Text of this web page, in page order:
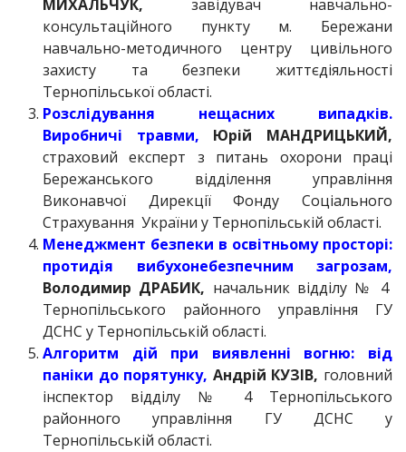
МИХАЛЬЧУК, завідувач навчально-
консультаційного пункту м. Бережани
навчально-методичного центру цивільного
захисту та безпеки життєдіяльності
Тернопільської області.
Розслідування нещасних випадків.
Виробничі травми,
Юрій МАНДРИЦЬКИЙ,
страховий експерт з питань охорони праці
Бережанського відділення управління
Виконавчої Дирекції Фонду Соціального
Страхування України у Тернопільській області.
Менеджмент безпеки в освітньому просторі:
протидія вибухонебезпечним загрозам,
Володимир ДРАБИК, начальник відділу № 4
Тернопільського районного управління ГУ
ДСНС у Тернопільській області.
Алгоритм дій при виявленні вогню: від
паніки до порятунку, Андрій КУЗІВ, головний
інспектор відділу № 4 Тернопільського
районного управління ГУ ДСНС у
Тернопільській області.